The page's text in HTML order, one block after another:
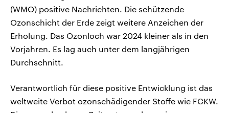
(WMO) positive Nachrichten. Die schützende
Ozonschicht der Erde zeigt weitere Anzeichen der
Erholung. Das Ozonloch war 2024 kleiner als in den
Vorjahren. Es lag auch unter dem langjährigen
Durchschnitt.
Verantwortlich für diese positive Entwicklung ist das
weltweite Verbot ozonschädigender Stoffe wie FCKW.